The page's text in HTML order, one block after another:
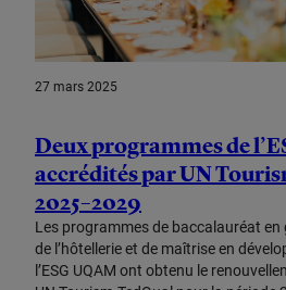
27 mars 2025
Deux programmes de
accrédités par UN
2025–2029
Les programmes de baccalauréat
de l’hôtellerie et de maîtrise en
l’ESG UQAM ont obtenu le